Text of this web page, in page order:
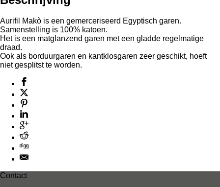
-
kern
aantal
Aurifil Makò is een gemerceriseerd Egyptisch garen.
Samenstelling is 100% katoen.
Het is een matglanzend garen met een gladde regelmatige
draad.
Ook als borduurgaren en kantklosgaren zeer geschikt, hoeft
niet gesplitst te worden.
Contact